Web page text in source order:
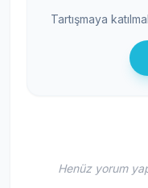
Tartışmaya
Henüz yorum